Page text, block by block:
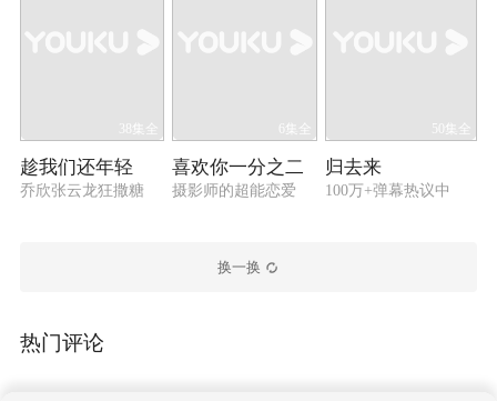
38集全
趁我们还年轻
乔欣张云龙狂撒糖
6集全
喜欢你一分之二
摄影师的超能恋爱
50集全
归去来
100万+弹幕热议中
换一换
热门评论